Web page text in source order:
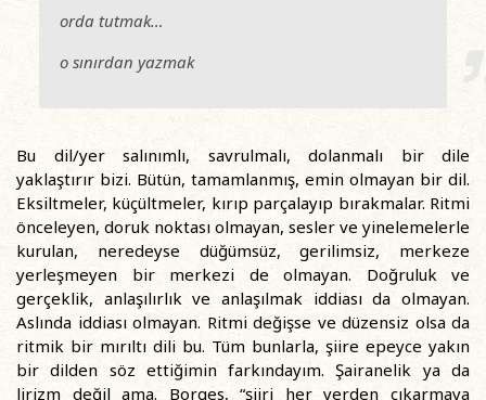
orda tutmak…
o sınırdan yazmak
Bu dil/yer salınımlı, savrulmalı, dolanmalı bir dile
yaklaştırır bizi. Bütün, tamamlanmış, emin olmayan bir dil.
Eksiltmeler, küçültmeler, kırıp parçalayıp bırakmalar. Ritmi
önceleyen, doruk noktası olmayan, sesler ve yinelemelerle
kurulan, neredeyse düğümsüz, gerilimsiz, merkeze
yerleşmeyen bir merkezi de olmayan. Doğruluk ve
gerçeklik, anlaşılırlık ve anlaşılmak iddiası da olmayan.
Aslında iddiası olmayan. Ritmi değişse ve düzensiz olsa da
ritmik bir mırıltı dili bu. Tüm bunlarla, şiire epeyce yakın
bir dilden söz ettiğimin farkındayım. Şairanelik ya da
lirizm değil ama. Borges, “şiiri her yerden çıkarmaya